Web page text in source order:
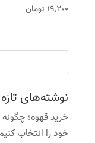
19,200 تومان
نوشته‌های تازه
خرید قهوه؛
خود را انتخاب